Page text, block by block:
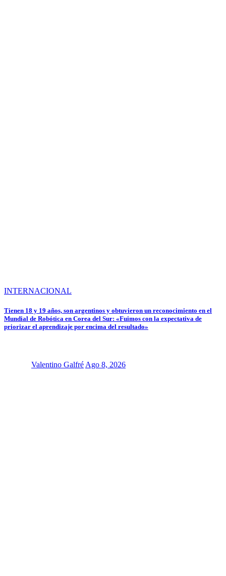
INTERNACIONAL
Tienen 18 y 19 años, son argentinos y obtuvieron un reconocimiento en el
Mundial de Robótica en Corea del Sur: «Fuimos con la expectativa de
priorizar el aprendizaje por encima del resultado»
Valentino GalfréAgo 8, 2026